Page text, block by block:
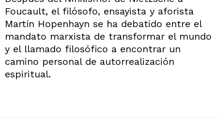
Foucault, el filósofo, ensayista y aforista
Martín Hopenhayn se ha debatido entre el
mandato marxista de transformar el mundo
y el llamado filosófico a encontrar un
camino personal de autorrealización
espiritual.